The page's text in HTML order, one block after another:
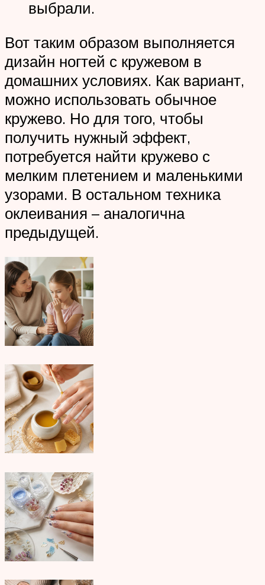
выбрали.
Вот таким образом выполняется
дизайн ногтей с кружевом в
домашних условиях. Как вариант,
можно использовать обычное
кружево. Но для того, чтобы
получить нужный эффект,
потребуется найти кружево с
мелким плетением и маленькими
узорами. В остальном техника
оклеивания – аналогична
предыдущей.